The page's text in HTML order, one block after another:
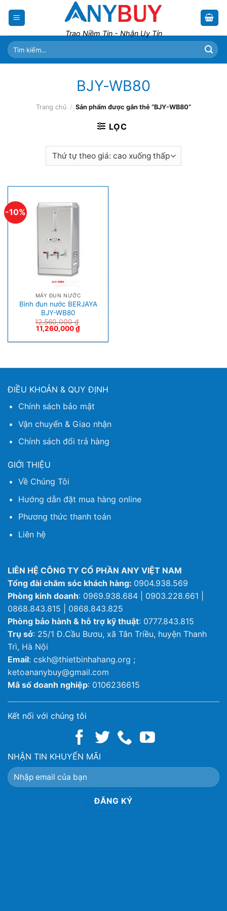
Trao Niềm Tin - Nhận Uy Tín
Tìm
kiếm:
BJY-WB80
Trang chủ / Sản phẩm được gắn thẻ “BJY-WB80”
LỌC
-10%
MÁY ĐUN NƯỚC
Bình đun nước BERJAYA
BJY-WB80
12,560,000₫
11,260,000₫
ĐIỀU KHOẢN & QUY ĐỊNH
Chính sách bảo mật
Vận chuyển & Giao nhận
Chính sách đổi trả hàng
GIỚI THIỆU
Về Chúng Tôi
Hướng dẫn đặt mua hàng online
Phương thức thanh toán
Liên hệ
LIÊN HỆ CÔNG TY CỔ PHẦN ANY VIỆT NAM
Tổng đài chăm sóc khách hàng: 0904.938.569
Phòng kinh doanh: 0969.938.684 | 0903.228.661 |
0868.843.815 | 0868.843.825
Phòng bảo hành & hỗ trợ kỹ thuật: 0777.843.815
Trụ sở: 25/1 Đ.Cầu Bươu, xã Tân Triều, huyện Thanh
Trì, Hà Nội
Email: cskh@thietbinhahang.org ;
ketoananybuy@gmail.com
Mã số doanh nghiệp: 0106236615
Kết nối với chúng tôi
NHẬN TIN KHUYẾN MÃI